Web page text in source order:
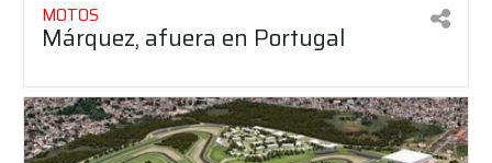
MOTOS
Márquez, afuera en Portugal